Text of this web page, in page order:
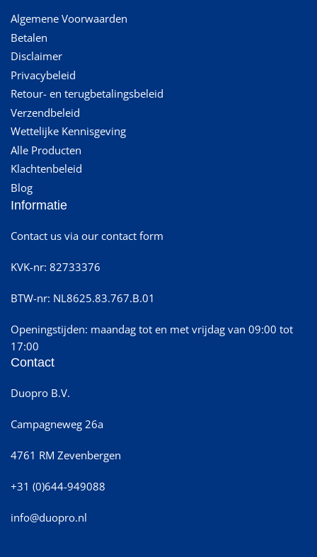
Algemene Voorwaarden
Betalen
Disclaimer
Privacybeleid
Retour- en terugbetalingsbeleid
Verzendbeleid
Wettelijke Kennisgeving
Alle Producten
Klachtenbeleid
Blog
Informatie
Contact us via our contact form
KVK-nr: 82733376
BTW-nr: NL8625.83.767.B.01
Openingstijden: maandag tot en met vrijdag van 09:00 tot
17:00
Contact
Duopro B.V.
Campagneweg 26a
4761 RM Zevenbergen
+31 (0)644-949088
info@duopro.nl